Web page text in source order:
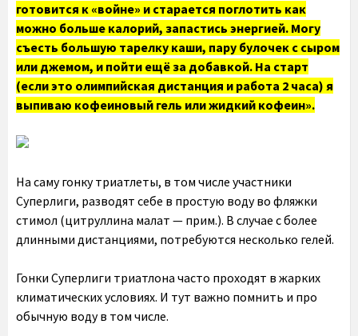
готовится к «войне» и старается поглотить как
можно больше калорий, запастись энергией. Могу
съесть большую тарелку каши, пару булочек с сыром
или джемом, и пойти ещё за добавкой. На старт
(если это олимпийская дистанция и работа 2 часа) я
выпиваю кофеиновый гель или жидкий кофеин».
На саму гонку триатлеты, в том числе участники
Суперлиги, разводят себе в простую воду во фляжки
стимол (цитруллина малат — прим.). В случае с более
длинными дистанциями, потребуются несколько гелей.
Гонки Суперлиги триатлона часто проходят в жарких
климатических условиях. И тут важно помнить и про
обычную воду в том числе.